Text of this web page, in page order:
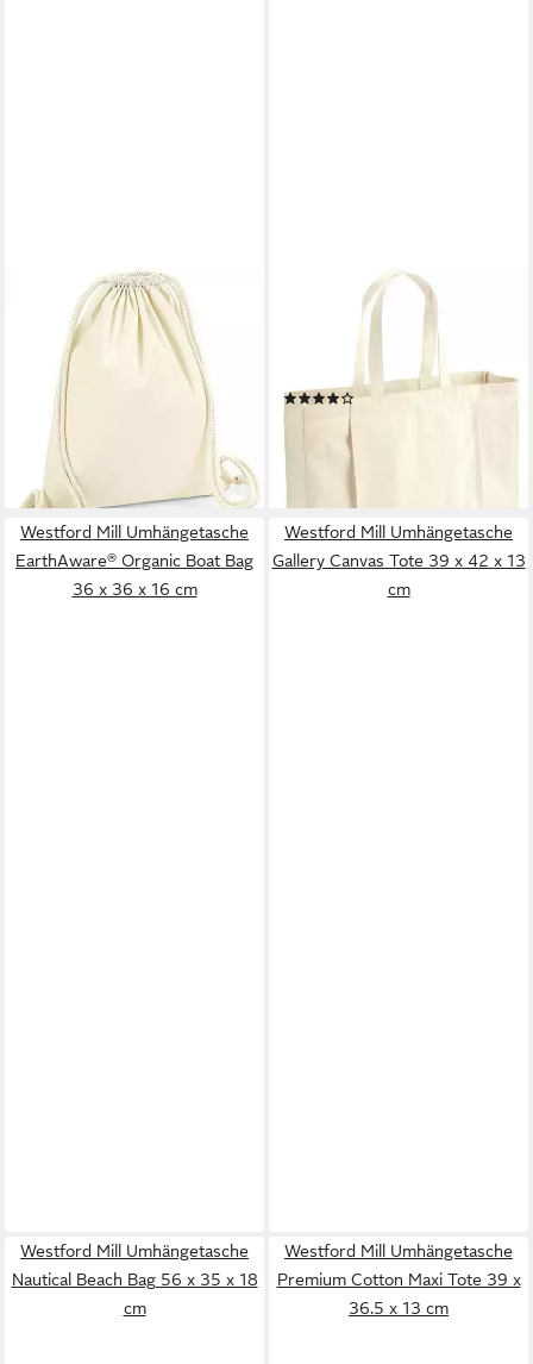
WESTFORD MILL
Turnbeutel Turnbeutel
Organic Premium Cotton, 37
x 46 cm
15,26 €
lieferbar - in 4-5 Werktagen bei dir
WESTFORD MILL
Turnbeutel EarthAware®
(1)
lieferbar - in 4-5 Werktagen bei dir
Westford Mill Umhängetasche
EarthAware® Organic Boat Bag
36 x 36 x 16 cm
Westford Mill Umhängetasche
Gallery Canvas Tote 39 x 42 x 13
cm
Westford Mill Umhängetasche
Nautical Beach Bag 56 x 35 x 18
cm
Westford Mill Umhängetasche
Premium Cotton Maxi Tote 39 x
36.5 x 13 cm